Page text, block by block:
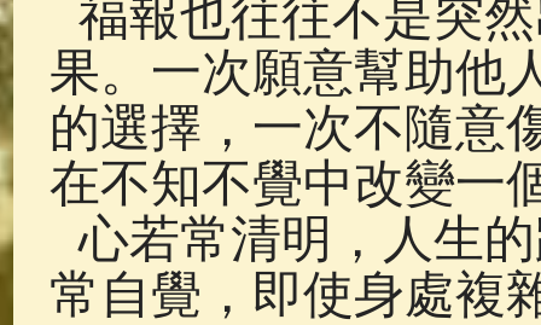
福報也往往不是突
果。一次願意幫助他
的選擇，一次不隨意
在不知不覺中改變一
心若常清明，人生
常自覺，即使身處複